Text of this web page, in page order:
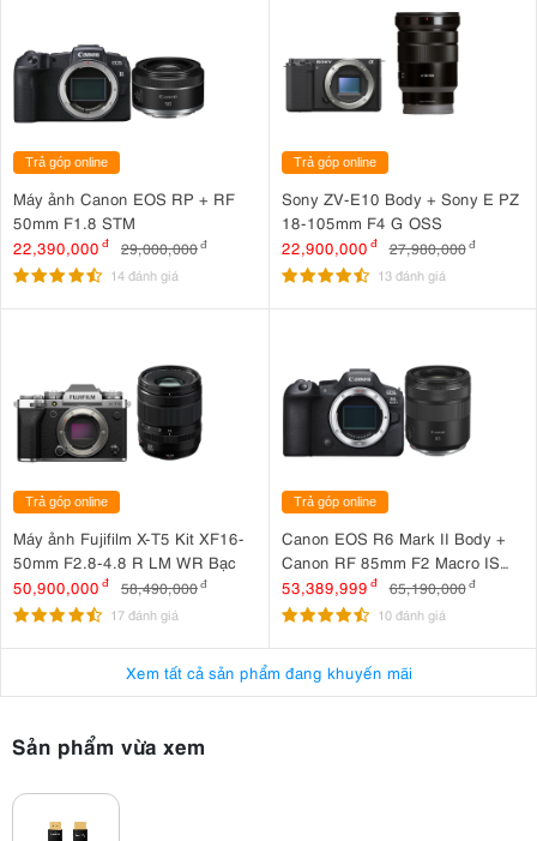
Trả góp online
Máy ảnh Canon EOS RP + RF
50mm F1.8 STM
22,390,000 đ 29,000,000đ
14 đánh giá
Trả góp online
Sony ZV-E10 Body + Sony E PZ
18-105mm F4 G OSS
22,900,000 đ 27,980,000 đ
13 đánh giá
Trả góp online
Máy ảnh Fujifilm X-T5 Kit XF16-
50mm F2.8-4.8 R LM WR Bạc
50,900,000 đ 58,490,000đ
17 đánh giá
Trả góp online
Canon EOS R6 Mark II Body +
Canon RF 85mm F2 Macro IS
STM
53,389,999 đ 65,190,000 đ
10 đánh giá
Xem tất cả sản phẩm đang khuyến mãi
Sản phẩm vừa xem